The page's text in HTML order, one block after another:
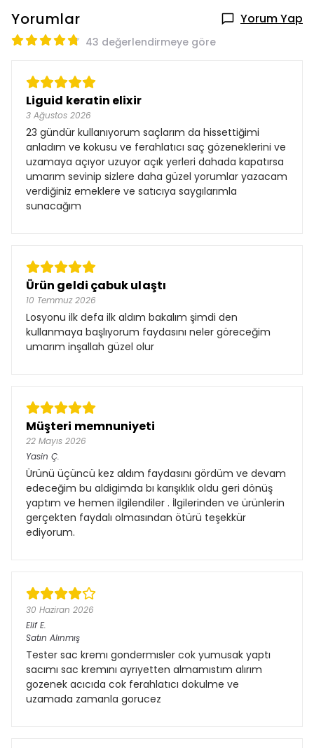
Yorumlar Yorum Yap
43 değerlendirmeye göre
Liguid keratin elixir
3 Ağustos 2026
23 gündür kullanıyorum saçlarım da hissettiğimi
anladım ve kokusu ve ferahlatıcı saç gözeneklerini ve
uzamaya açıyor uzuyor açık yerleri dahada kapatırsa
umarım sevinip sizlere daha güzel yorumlar yazacam
verdiğiniz emeklere ve satıcıya saygılarımla
sunacağım
Ürün geldi çabuk ulaştı
10 Temmuz 2026
Losyonu ilk defa ilk aldım bakalım şimdi den
kullanmaya başlıyorum faydasını neler göreceğim
umarım inşallah güzel olur
Müşteri memnuniyeti
22 Mayıs 2026
Yasin Ç.
Ürünü üçüncü kez aldım faydasını gördüm ve devam
edeceğim bu aldigimda bı karışıklık oldu geri dönüş
yaptım ve hemen ilgilendiler . İlgilerinden ve ürünlerin
gerçekten faydalı olmasından ötürü teşekkür
ediyorum.
30 Haziran 2026
Elif E.
Satın Alınmış
Tester sac kremı gondermısler cok yumusak yaptı
sacımı sac kremını ayrıyetten almamıstım alırım
gozenek acıcıda cok ferahlatıcı dokulme ve
uzamada zamanla gorucez